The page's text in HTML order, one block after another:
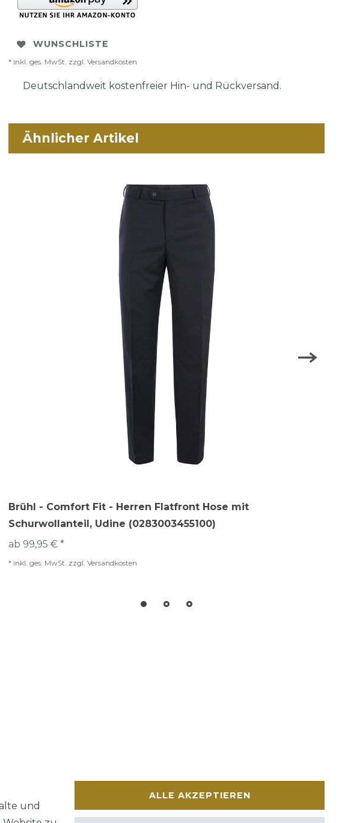
WUNSCHLISTE
* inkl. ges. MwSt. zzgl. Versandkosten
Deutschlandweit kostenfreier Hin- und Rückversand.
Ähnlicher Artikel
Brühl - Comfort Fit - Herren Flatfront Hose mit
Schurwollanteil, Udine (0283003455100)
ab 99,95 € *
* inkl. ges. MwSt. zzgl. Versandkosten
und
ALLE AKZEPTIEREN